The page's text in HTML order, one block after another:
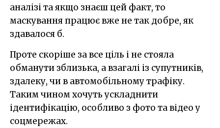
аналізі та якщо знаєш цей факт, то
маскування працює вже не так добре, як
здавалося б.
Проте скоріше за все ціль і не стояла
обманути зблизька, а взагалі із супутників,
здалеку, чи в автомобільному трафіку.
Таким чином хочуть ускладнити
ідентифікацію, особливо з фото та відео у
соцмережах.